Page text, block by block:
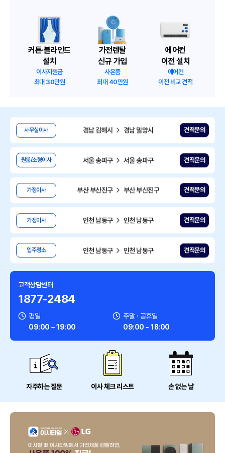
커튼·블라인드
설치
이사지원금
최대 30만원
가전렌탈
신규 가입
사은품
최대 40만원
에어컨
이전 설치
에어컨
이전 비교 견적
보관이사 경기 화성시 경기 화성시 견적문의
원룸/소형이사 부산 사상구 전남광주 광양시
사무실이사 경남 김해시 경남 밀양시 견적문의
원룸/소형이사 서울 송파구 서울 송파구 견적문의
가정이사 부산 부산진구 부산 부산진구 견적문의
가정이사 인천 남동구 인천 남동구 견적문의
입주청소 인천 남동구 인천 남동구 견적문의
에어컨설치
가정이사 서울 강서구 서울 강서구 견적문의
원룸/소형이사 서울 마포구 견적문의
경기 수원시 경기 용인시
원룸/소형이사 경기 성남시
고객상담센터
1877-2484
평일
09:00 ~ 19:00
주말 · 공휴일
09:00 ~ 18:00
자주하는 질문 이사 체크 리스트 손 없는 날